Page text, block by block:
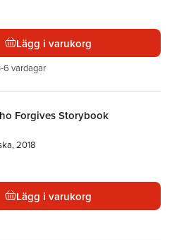
Lägg i varukorg
6 vardagar
Forgives Storybook
2018
Lägg i varukorg